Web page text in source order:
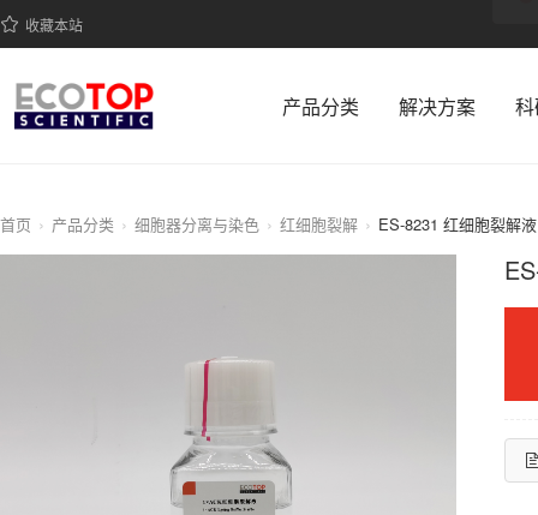
收藏本站
产品分类 解决方案
首页 产品分类 细胞器分离与染色 红细胞裂解 ES-8231 红细胞裂解